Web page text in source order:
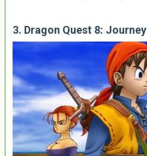
3. Dragon Quest 8: